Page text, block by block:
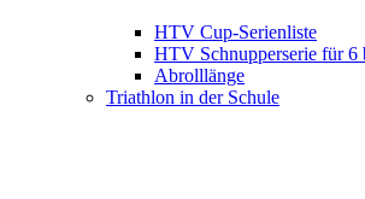
HTV Cup-Serienliste
HTV Schnupperserie für 6
Abrolllänge
Triathlon in der Schule